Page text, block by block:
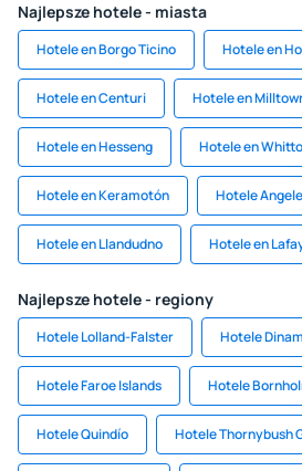
Najlepsze hotele - miasta
Hotele en Borgo Ticino Hotele en
Hotele en Centuri Hotele en
Hotele en Hesseng Hotele en
Hotele en Keramotón Hotele
Hotele en Llandudno Hotele en
Najlepsze hotele - regiony
Hotele Lolland-Falster Hotele
Hotele Faroe Islands Hotele
Hotele Quindío Hotele Thornybush